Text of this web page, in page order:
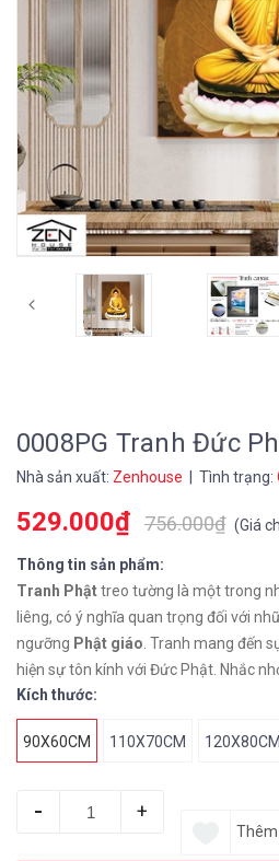
0008PG Tranh Đức
Nhà sản xuất: Zenhouse | Tình trạng:
529.000₫ 756.000₫ (Giá
Thông tin sản phẩm:
Tranh Phậttreo tường là một trong
liêng, có ý nghĩa quan trọng đối với
ngưỡng Phật giáo . Tranh mang đến
hiện sự tôn kính với Đức Phật. Nhắc
làm những việc tốt cho mọi người.......
Kích thước:
90X60CM 110X70CM 120X80CM
- +